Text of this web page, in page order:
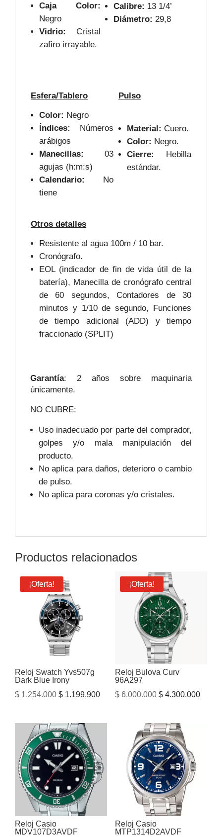
Caja Color:
Negro
Vidrio:
Cristal
zafiro irrayable.
Calibre: 13 1/4’
Diámetro: 29,8
Esfera/Tablero Pulso
Color: Negro
Índices:
Números
arábigos
Manecillas:
03
agujas (h:m:s)
Calendario:
No
tiene
Material: Cuero.
Color: Negro.
Cierre:
Hebilla
estándar.
Otros detalles
Resistente al agua 100m / 10 bar.
Cronógrafo.
EOL (indicador de fin de vida útil de la
batería), Manecilla de cronógrafo central
de 60 segundos, Contadores de 30
minutos y 1/10 de segundo, Funciones
de tiempo adicional (ADD) y tiempo
fraccionado (SPLIT)
Garantía: 2 años sobre maquinaria
únicamente.
NO CUBRE:
Uso inadecuado por parte del comprador,
golpes y/o mala manipulación del
producto.
No aplica para daños, deterioro o cambio
de pulso.
No aplica para coronas y/o cristales.
Productos relacionados
¡Oferta!
Reloj Swatch Yvs507g
Dark Blue Irony
$1.254.000 El
era:
$ 1.254.000.
$ 1.199.900El
$ 1.199.900.
¡Oferta!
Reloj Bulova Curv
96A297
$6.000.000 El
era:
$ 6.000.000.
$4.300.000El
Reloj Casio
MDV107D3AVDF
Reloj Casio
MTP1314D2AVDF